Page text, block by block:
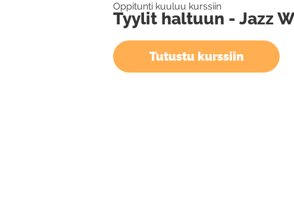
Oppitunti kuuluu kurssiin
Tyylit haltuun - Jazz
Tutustu kurssiin